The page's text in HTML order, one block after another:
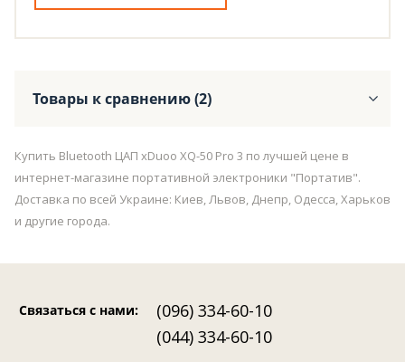
Товары к сравнению (2)
Купить Bluetooth ЦАП xDuoo XQ-50 Pro 3 по лучшей цене в
интернет-магазине портативной электроники "Портатив".
Доставка по всей Украине: Киев, Львов, Днепр, Одесса, Харьков
и другие города.
Связаться с нами:
(096) 334-60-10
(044) 334-60-10